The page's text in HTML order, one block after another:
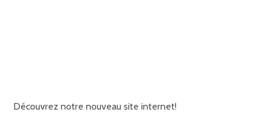
Découvrez notre nouveau site internet!